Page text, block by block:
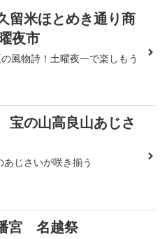
留米ほとめき通り商
夜市
風物詩！土曜夜一で楽しもう
の山高良山あじさ
あじさいが咲き揃う
宮 名越祭